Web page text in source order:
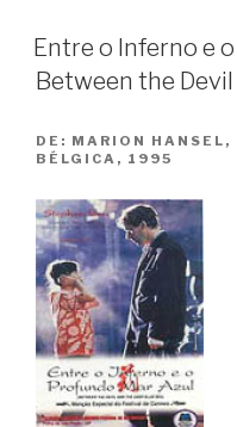
Entre o Inferno e
Between the Devil
DE: MARION
BÉLGICA, 1995